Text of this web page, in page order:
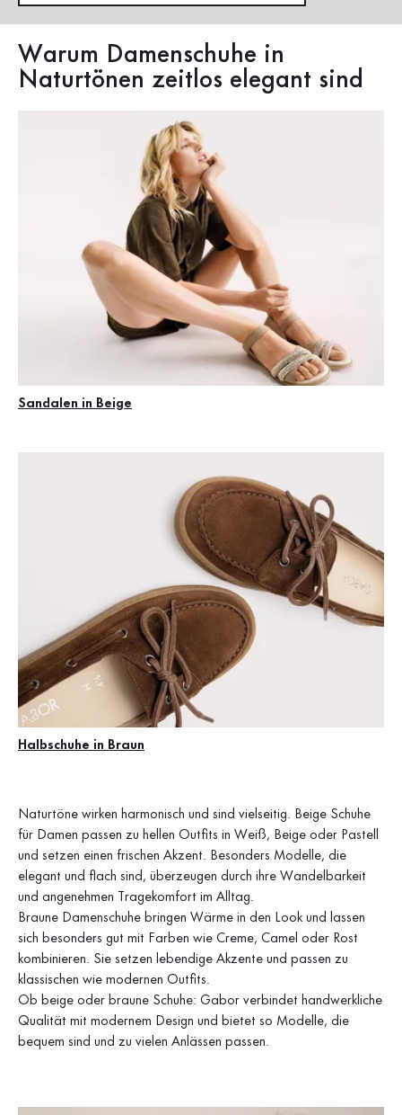
Warum Damenschuhe in
Naturtönen zeitlos elegant sind
Sandalen in Beige
Halbschuhe in Braun
Naturtöne wirken harmonisch und sind vielseitig. Beige Schuhe
für Damen passen zu hellen Outfits in Weiß, Beige oder Pastell
und setzen einen frischen Akzent. Besonders Modelle, die
elegant und flach sind, überzeugen durch ihre Wandelbarkeit
und angenehmen Tragekomfort im Alltag.
Braune Damenschuhe bringen Wärme in den Look und lassen
sich besonders gut mit Farben wie Creme, Camel oder Rost
kombinieren. Sie setzen lebendige Akzente und passen zu
klassischen wie modernen Outfits.
Ob beige oder braune Schuhe: Gabor verbindet handwerkliche
Qualität mit modernem Design und bietet so Modelle, die
bequem sind und zu vielen Anlässen passen.